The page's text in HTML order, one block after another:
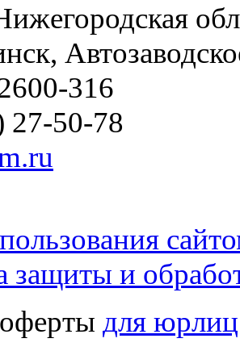
316
27-50-78
защиты и
для